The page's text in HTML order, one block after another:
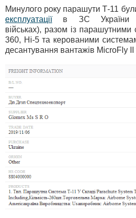
Минулого року парашути Т-11
експлуатаціїв ЗС України
військах), разом із
360, Hi-5 та керованими
десантування вантажів MicroFly II